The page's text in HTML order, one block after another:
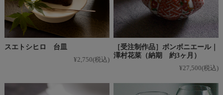
スエトシヒロ 台皿
¥2,750(税込)
［受注制作品］ボンボニエール｜
澤村花菜（納期 約3ヶ月）
¥27,500(税込)